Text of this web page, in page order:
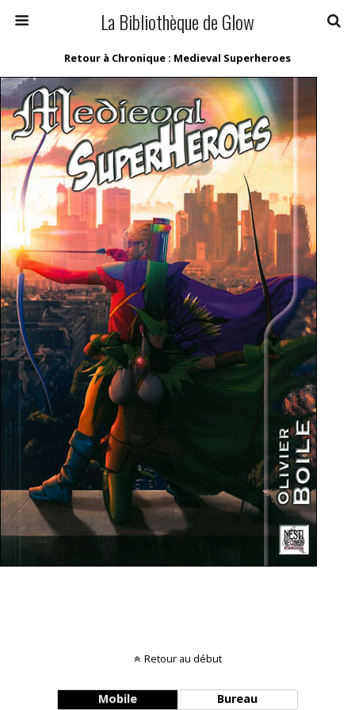
La Bibliothèque de Glow
Retour à Chronique : Medieval Superheroes
Retour au début
Mobile Bureau